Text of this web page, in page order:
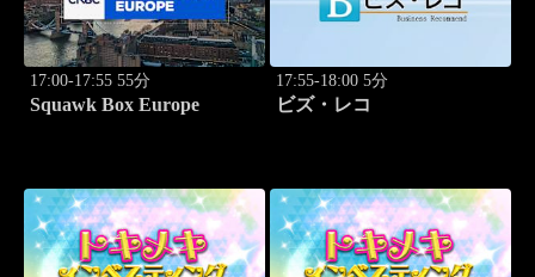
17:00-17:55 55分
Squawk Box Europe
17:55-18:00 5分
ビズ・レコ